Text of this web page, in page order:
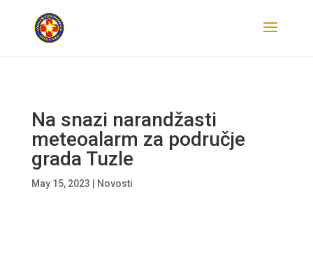
Na snazi narandžasti
meteoalarm za područje
grada Tuzle
May 15, 2023 Novosti